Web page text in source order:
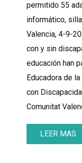
permitido 55
informático,
Valencia, 4-9-
con y sin
educación han
Educadora de
con
Comunitat
LEER MAS